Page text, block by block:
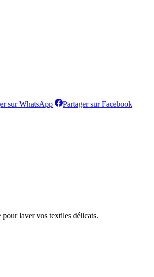
sur WhatsAppPartager
Partager sur FacebookPartager
pour laver vos textiles délicats.